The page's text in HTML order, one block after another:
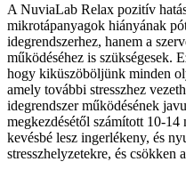
A NuviaLab Relax pozitív
mikrotápanyagok hiányának
idegrendszerhez, hanem a
működéséhez is szükségesek.
hogy kiküszöböljünk minden
amely további stresszhez
idegrendszer működésének
megkezdésétől számított 10-
kevésbé lesz ingerlékeny, és
stresszhelyzetekre, és csökken